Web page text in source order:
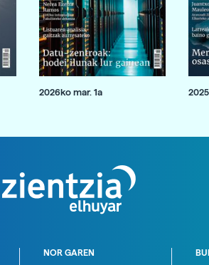
2026ko mar. 1a
NOR GAREN